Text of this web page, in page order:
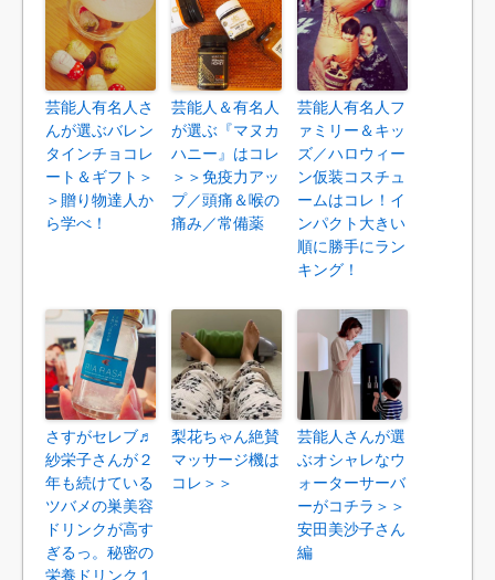
芸能人有名人さ
んが選ぶバレン
タインチョコレ
ート＆ギフト＞
＞贈り物達人か
ら学べ！
芸能人＆有名人
が選ぶ『マヌカ
ハニー』はコレ
＞＞免疫力アッ
プ／頭痛＆喉の
痛み／常備薬
芸能人有名人フ
ァミリー＆キッ
ズ／ハロウィー
ン仮装コスチュ
ームはコレ！イ
ンパクト大きい
順に勝手にラン
キング！
さすがセレブ♬
紗栄子さんが２
年も続けている
ツバメの巣美容
ドリンクが高す
ぎるっ。秘密の
栄養ドリンク１
梨花ちゃん絶賛
マッサージ機は
コレ＞＞
芸能人さんが選
ぶオシャレなウ
ォーターサーバ
ーがコチラ＞＞
安田美沙子さん
編